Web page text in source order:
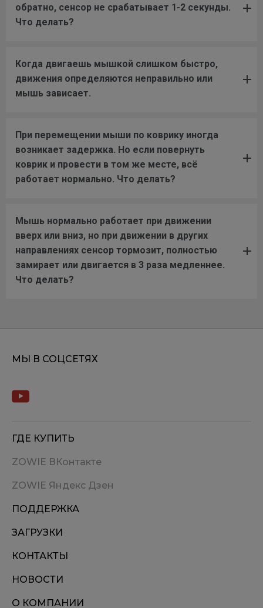
обратно, сенсор не срабатывает 1-2 секунды.
Что делать?
Когда двигаешь мышкой слишком быстро,
движения определяются неправильно или
мышь зависает.
При перемещении мыши по коврику иногда
возникает задержка. Но если повернуть
коврик и провести в том же месте, всё
работает нормально. Что делать?
Мышь нормально работает при движении
вверх или вниз, но при движении в других
направлениях сенсор тормозит, полностью
замирает или двигается в 3 раза медленнее.
Что делать?
МЫ В СОЦСЕТЯХ
ГДЕ КУПИТЬ
ZOWIE ВКонтакте
ZOWIE Яндекс Дзен
ПОДДЕРЖКА
ЗАГРУЗКИ
КОНТАКТЫ
НОВОСТИ
О КОМПАНИИ